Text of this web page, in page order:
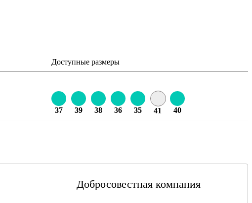
Доступные размеры
37 39 38 36 35 41 40
Добросовестная компания